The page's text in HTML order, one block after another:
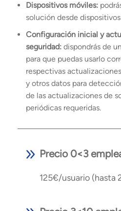
Dispositivos móviles:
solución desde
Configuración inicial y
seguridad: dispondrás de
para que puedas usarlo
respectivas
y otros datos para
de las actualizaciones de
periódicas requeridas.
Precio 0<3
125€/usuario (hasta